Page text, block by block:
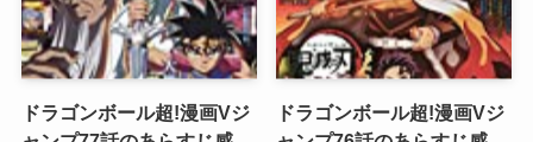
ドラゴンボール超!漫画Vジ
ドラゴンボール超!漫画Vジ